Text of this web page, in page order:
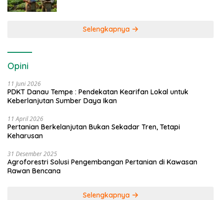
Selengkapnya
Opini
11 Juni 2026
PDKT Danau Tempe : Pendekatan Kearifan Lokal untuk
Keberlanjutan Sumber Daya Ikan
11 April 2026
Pertanian Berkelanjutan Bukan Sekadar Tren, Tetapi
Keharusan
31 Desember 2025
Agroforestri Solusi Pengembangan Pertanian di Kawasan
Rawan Bencana
Selengkapnya